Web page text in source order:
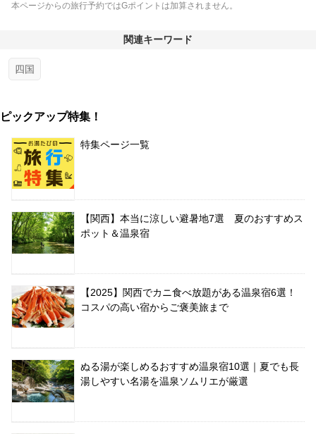
本ページからの旅行予約ではGポイントは加算されません。
関連キーワード
四国
ピックアップ特集！
特集ページ一覧
【関西】本当に涼しい避暑地7選 夏のおすすめス
ポット＆温泉宿
【2025】関西でカニ食べ放題がある温泉宿6選！
コスパの高い宿からご褒美旅まで
ぬる湯が楽しめるおすすめ温泉宿10選｜夏でも長
湯しやすい名湯を温泉ソムリエが厳選